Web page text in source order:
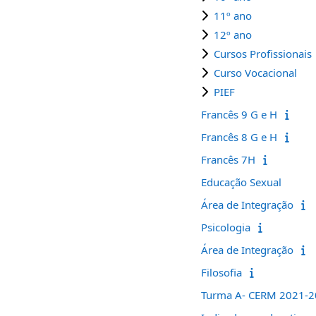
11º ano
12º ano
Cursos Profissionais
Curso Vocacional
PIEF
Francês 9 G e H
Francês 8 G e H
Francês 7H
Educação Sexual
Área de Integração
Psicologia
Área de Integração
Filosofia
Turma A- CERM 2021-